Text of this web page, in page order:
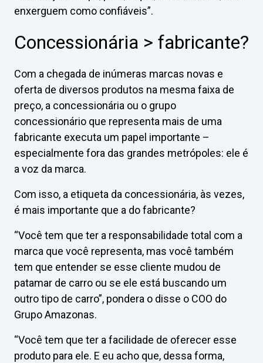
enxerguem como confiáveis”.
Concessionária > fabricante?
Com a chegada de inúmeras marcas novas e
oferta de diversos produtos na mesma faixa de
preço, a concessionária ou o grupo
concessionário que representa mais de uma
fabricante executa um papel importante –
especialmente fora das grandes metrópoles: ele é
a voz da marca.
Com isso, a etiqueta da concessionária, às vezes,
é mais importante que a do fabricante?
“Você tem que ter a responsabilidade total com a
marca que você representa, mas você também
tem que entender se esse cliente mudou de
patamar de carro ou se ele está buscando um
outro tipo de carro”, pondera o disse o COO do
Grupo Amazonas.
“Você tem que ter a facilidade de oferecer esse
produto para ele. E eu acho que, dessa forma,